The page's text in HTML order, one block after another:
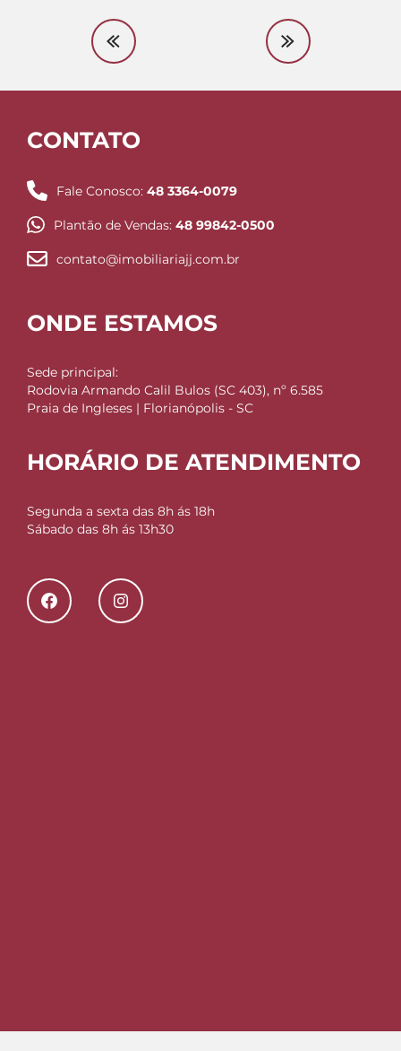
CONTATO
Fale Conosco: 48 3364-0079
Plantão de Vendas: 48 99842-0500
contato@imobiliariajj.com.br
ONDE ESTAMOS
Sede principal:
Rodovia Armando Calil Bulos (SC 403), nº 6.585
Praia de Ingleses | Florianópolis - SC
HORÁRIO DE ATENDIMENTO
Segunda a sexta das 8h ás 18h
Sábado das 8h ás 13h30